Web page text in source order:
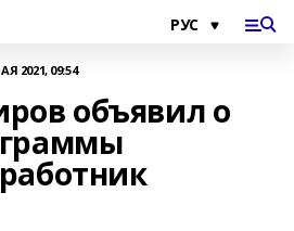
2021, 09:54
объявил о